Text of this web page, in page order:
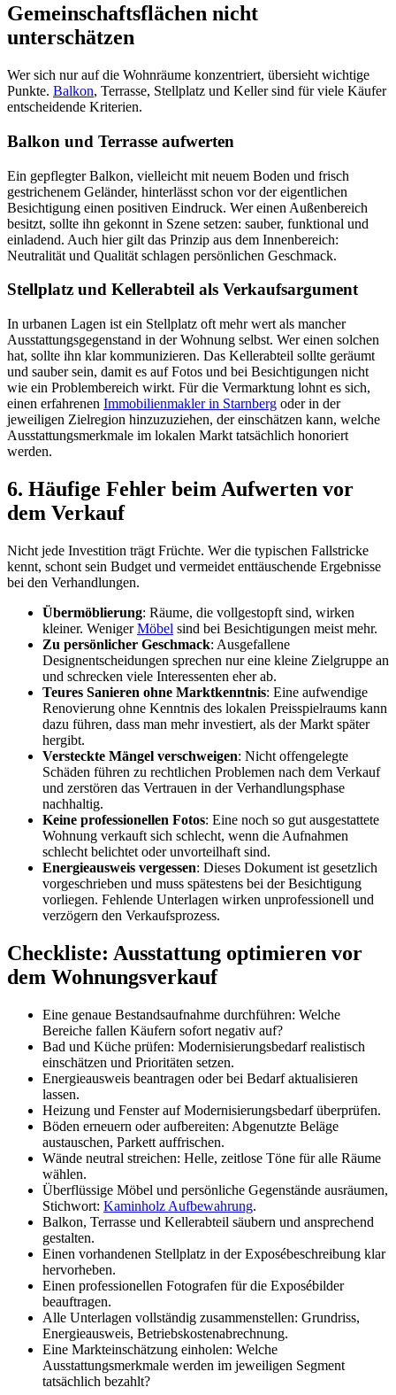
Gemeinschaftsflächen nicht
unterschätzen
Wer sich nur auf die Wohnräume konzentriert, übersieht wichtige
Punkte. Balkon, Terrasse, Stellplatz und Keller sind für viele Käufer
entscheidende Kriterien.
Balkon und Terrasse aufwerten
Ein gepflegter Balkon, vielleicht mit neuem Boden und frisch
gestrichenem Geländer, hinterlässt schon vor der eigentlichen
Besichtigung einen positiven Eindruck. Wer einen Außenbereich
besitzt, sollte ihn gekonnt in Szene setzen: sauber, funktional und
einladend. Auch hier gilt das Prinzip aus dem Innenbereich:
Neutralität und Qualität schlagen persönlichen Geschmack.
Stellplatz und Kellerabteil als Verkaufsargument
In urbanen Lagen ist ein Stellplatz oft mehr wert als mancher
Ausstattungsgegenstand in der Wohnung selbst. Wer einen solchen
hat, sollte ihn klar kommunizieren. Das Kellerabteil sollte geräumt
und sauber sein, damit es auf Fotos und bei Besichtigungen nicht
wie ein Problembereich wirkt. Für die Vermarktung lohnt es sich,
einen erfahrenen Immobilienmakler in Starnberg oder in der
jeweiligen Zielregion hinzuzuziehen, der einschätzen kann, welche
Ausstattungsmerkmale im lokalen Markt tatsächlich honoriert
werden.
6. Häufige Fehler beim Aufwerten vor
dem Verkauf
Nicht jede Investition trägt Früchte. Wer die typischen Fallstricke
kennt, schont sein Budget und vermeidet enttäuschende Ergebnisse
bei den Verhandlungen.
Übermöblierung: Räume, die vollgestopft sind, wirken
kleiner. WenigerMöbel sind bei Besichtigungen meist mehr.
Zu persönlicher Geschmack: Ausgefallene
Designentscheidungen sprechen nur eine kleine Zielgruppe an
und schrecken viele Interessenten eher ab.
Teures Sanieren ohne Marktkenntnis: Eine aufwendige
Renovierung ohne Kenntnis des lokalen Preisspielraums kann
dazu führen, dass man mehr investiert, als der Markt später
hergibt.
Versteckte Mängel verschweigen: Nicht offengelegte
Schäden führen zu rechtlichen Problemen nach dem Verkauf
und zerstören das Vertrauen in der Verhandlungsphase
nachhaltig.
Keine professionellen Fotos: Eine noch so gut ausgestattete
Wohnung verkauft sich schlecht, wenn die Aufnahmen
schlecht belichtet oder unvorteilhaft sind.
Energieausweis vergessen: Dieses Dokument ist gesetzlich
vorgeschrieben und muss spätestens bei der Besichtigung
vorliegen. Fehlende Unterlagen wirken unprofessionell und
verzögern den Verkaufsprozess.
Checkliste: Ausstattung optimieren vor
dem Wohnungsverkauf
Eine genaue Bestandsaufnahme durchführen: Welche
Bereiche fallen Käufern sofort negativ auf?
Bad und Küche prüfen: Modernisierungsbedarf realistisch
einschätzen und Prioritäten setzen.
Energieausweis beantragen oder bei Bedarf aktualisieren
lassen.
Heizung und Fenster auf Modernisierungsbedarf überprüfen.
Böden erneuern oder aufbereiten: Abgenutzte Beläge
austauschen, Parkett auffrischen.
Wände neutral streichen: Helle, zeitlose Töne für alle Räume
wählen.
Überflüssige Möbel und persönliche Gegenstände ausräumen,
Stichwort: Kaminholz Aufbewahrung.
Balkon, Terrasse und Kellerabteil säubern und ansprechend
gestalten.
Einen vorhandenen Stellplatz in der Exposébeschreibung klar
hervorheben.
Einen professionellen Fotografen für die Exposébilder
beauftragen.
Alle Unterlagen vollständig zusammenstellen: Grundriss,
Energieausweis, Betriebskostenabrechnung.
Eine Markteinschätzung einholen: Welche
Ausstattungsmerkmale werden im jeweiligen Segment
tatsächlich bezahlt?